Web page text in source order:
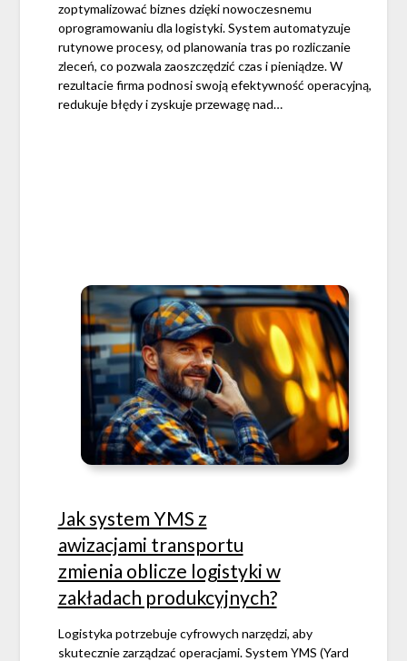
zoptymalizować biznes dzięki nowoczesnemu
oprogramowaniu dla logistyki. System automatyzuje
rutynowe procesy, od planowania tras po rozliczanie
zleceń, co pozwala zaoszczędzić czas i pieniądze. W
rezultacie firma podnosi swoją efektywność operacyjną,
redukuje błędy i zyskuje przewagę nad…
Jak system YMS z
awizacjami transportu
zmienia oblicze logistyki w
zakładach produkcyjnych?
Logistyka potrzebuje cyfrowych narzędzi, aby
skutecznie zarządzać operacjami. System YMS (Yard